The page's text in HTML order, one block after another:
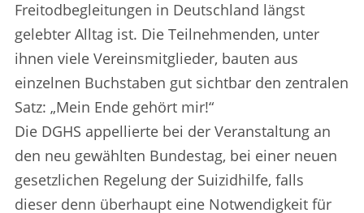
Freitodbegleitungen in Deutschland längst
gelebter Alltag ist. Die Teilnehmenden, unter
ihnen viele Vereinsmitglieder, bauten aus
einzelnen Buchstaben gut sichtbar den zentralen
Satz: „Mein Ende gehört mir!“
Die DGHS appellierte bei der Veranstaltung an
den neu gewählten Bundestag, bei einer neuen
gesetzlichen Regelung der Suizidhilfe, falls
dieser denn überhaupt eine Notwendigkeit für